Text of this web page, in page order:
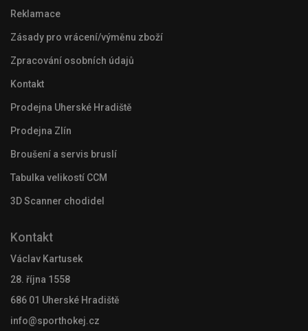
Reklamace
Zásady pro vrácení/výměnu zboží
Zpracování osobních údajů
Kontakt
Prodejna Uherské Hradiště
Prodejna Zlín
Broušení a servis bruslí
Tabulka velikostí CCM
3D Scanner chodidel
Kontakt
Václav Kartusek
28. října 1558
686 01 Uherské Hradiště
info@sporthokej.cz